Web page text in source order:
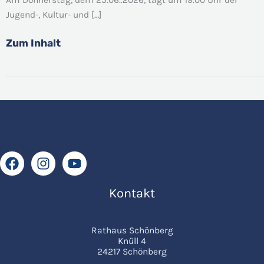
Jugend-, Kultur- und […]
Sozialausschuss
25.06.2026
Zum Inhalt
Kontakt
Rathaus Schönberg
Knüll 4
24217 Schönberg